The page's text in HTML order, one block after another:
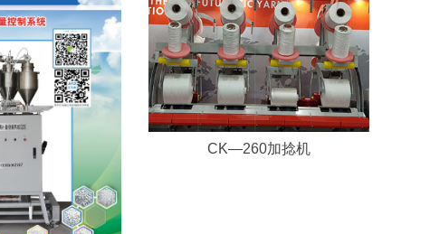
CK—260加捻机